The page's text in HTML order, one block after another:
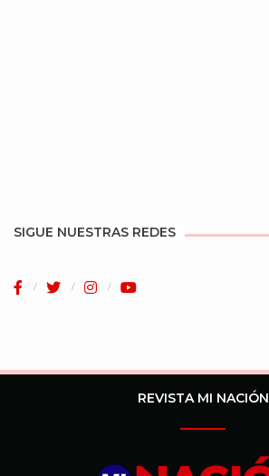
SIGUE NUESTRAS REDES
REVISTA MI NACIÓN